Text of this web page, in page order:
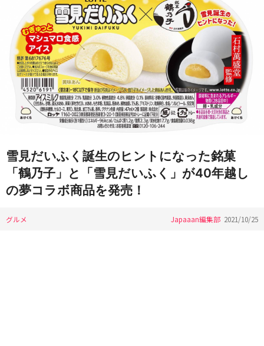
雪見だいふく誕生のヒントになった銘菓
「鶴乃子」と「雪見だいふく」が40年越し
の夢コラボ商品を発売！
グルメ Japaaan編集部 2021/10/25